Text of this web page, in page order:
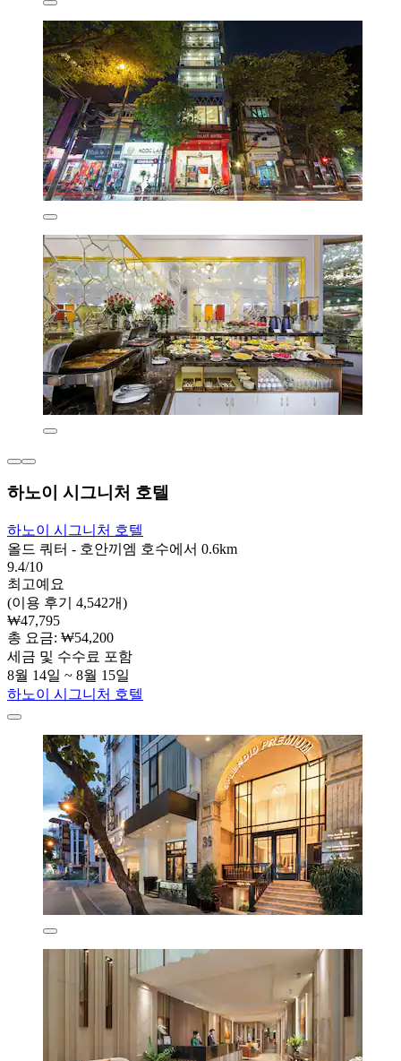
하노이 시그니처 호텔
하노이 시그니처 호텔
올드 쿼터 - 호안끼엠 호수에서 0.6km
9.4/10
최고예요
(이용 후기 4,542개)
₩47,795
총 요금: ₩54,200
세금 및 수수료 포함
8월 14일 ~ 8월 15일
하노이 시그니처 호텔